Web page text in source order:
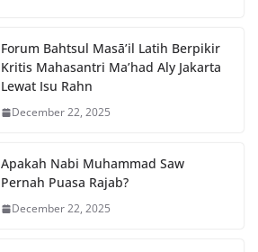
Forum Bahtsul Masā’il Latih Berpikir
Kritis Mahasantri Ma’had Aly Jakarta
Lewat Isu Rahn
December 22, 2025
Apakah Nabi Muhammad Saw
Pernah Puasa Rajab?
December 22, 2025